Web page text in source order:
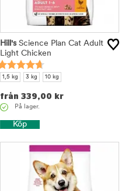
Hill'sScience Plan Cat Adult
Light Chicken
1,5 kg 3 kg 10 kg
från 339,00 kr
På lager.
Köp